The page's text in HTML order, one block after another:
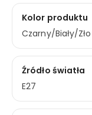
Kolor produktu
Czarny/Biały/
Źródło światła
E27